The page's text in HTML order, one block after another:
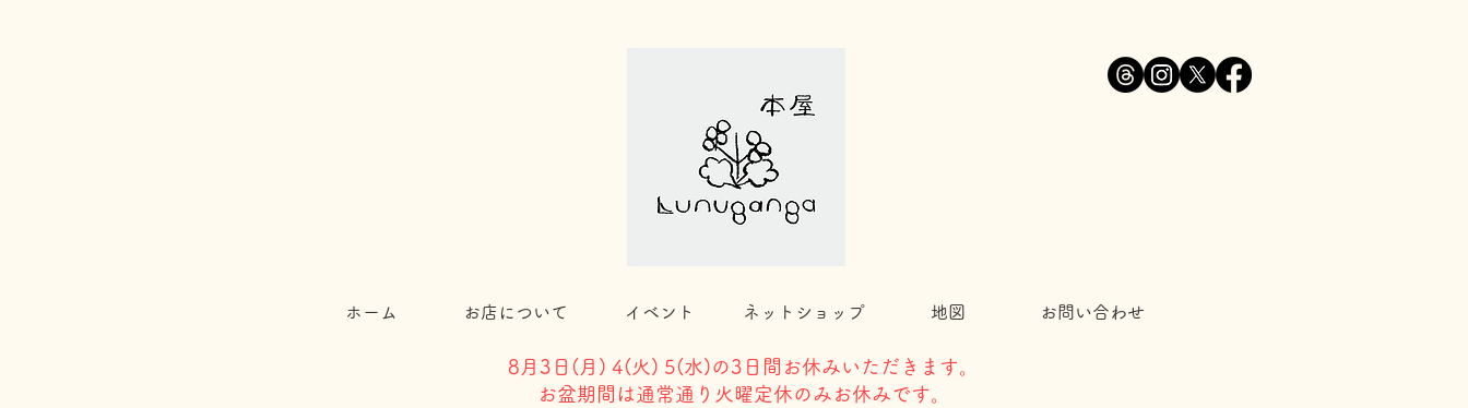
ホーム お店について イベント ネットショップ 地図 お問い合わせ
8月3日( 月) 4(火) 5(水)の3日間お休みいただきます。
​お盆期間は通常通り火曜定休のみお休みです。